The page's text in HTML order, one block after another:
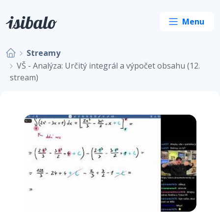
Streamy
VŠ - Analýza: Určitý integrál a výpočet obsahu (12.
stream)